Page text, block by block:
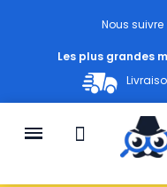
Nous suivre
Les plus grandes